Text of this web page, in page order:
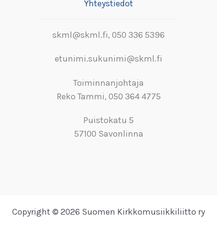
Yhteystiedot
skml@skml.fi, 050 336 5396
etunimi.sukunimi@skml.fi
Toiminnanjohtaja
Reko Tammi, 050 364 4775
Puistokatu 5
57100 Savonlinna
Copyright © 2026 Suomen Kirkkomusiikkiliitto ry